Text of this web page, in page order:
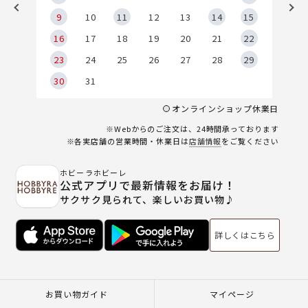
9
10 11 12 13 14
15
16
17 18 19 20 21
22
23
24 25 26 27 28
29
30
31
オンラインショップ休業日
※Webからのご注文は、24時間承っております
※各実店舗の営業時間・休業日は店舗情報をご覧ください
ホビーラホビーレ
公式アプリで最新情報をお届け！
サクサク見られて、楽しいお買い物♪
詳しくはこちら
お買い物ガイド マイページ